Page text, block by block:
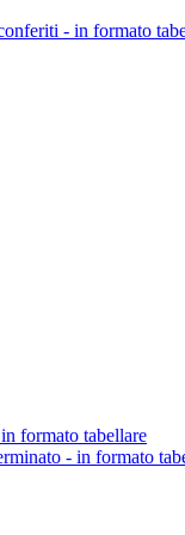
- in formato
formato tabellare
- in formato